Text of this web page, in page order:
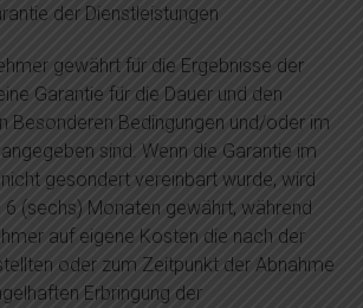
der Dienstleistungen
gewährt für die Ergebnisse der
Garantie für die Dauer und den
Besonderen Bedingungen und/oder im
sind. Wenn die Garantie im
gesondert vereinbart wurde, wird
6 (sechs) Monaten gewährt, während
auf eigene Kosten die nach der
oder zum Zeitpunkt der Abnahme
Erbringung der